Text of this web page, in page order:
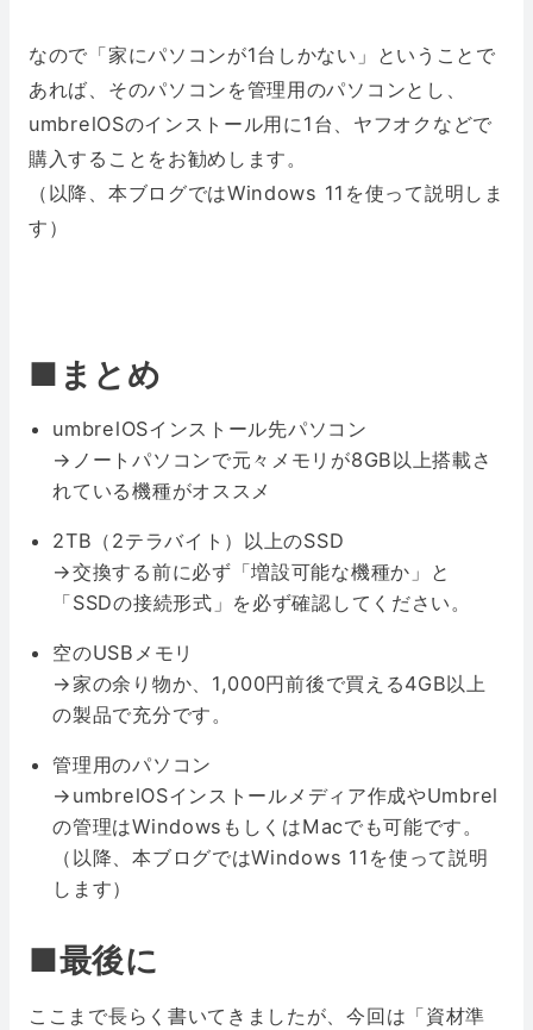
なので「家にパソコンが1台しかない」ということで
あれば、そのパソコンを管理用のパソコンとし、
umbrelOSのインストール用に1台、ヤフオクなどで
購入することをお勧めします。
（以降、本ブログではWindows 11を使って説明しま
す）
■まとめ
umbrelOSインストール先パソコン
→ノートパソコンで元々メモリが8GB以上搭載さ
れている機種がオススメ
2TB（2テラバイト）以上のSSD
→交換する前に必ず「増設可能な機種か」と
「SSDの接続形式」を必ず確認してください。
空のUSBメモリ
→家の余り物か、1,000円前後で買える4GB以上
の製品で充分です。
管理用のパソコン
→umbrelOSインストールメディア作成やUmbrel
の管理はWindowsもしくはMacでも可能です。
（以降、本ブログではWindows 11を使って説明
します）
■最後に
ここまで長らく書いてきましたが、今回は「資材準